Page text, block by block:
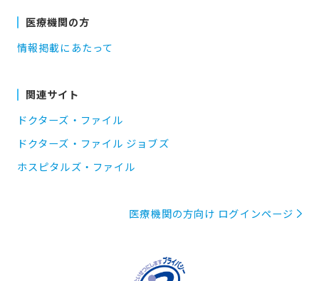
医療機関の方
情報掲載にあたって
関連サイト
ドクターズ・ファイル
ドクターズ・ファイル ジョブズ
ホスピタルズ・ファイル
医療機関の方向け ログインページ